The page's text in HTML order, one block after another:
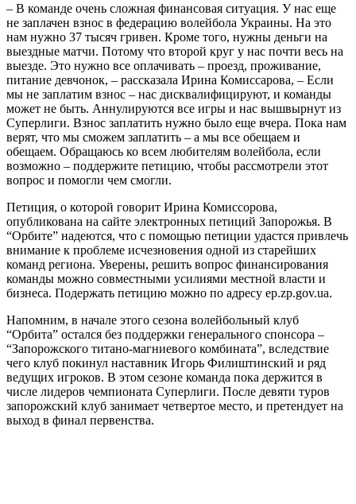
– В команде очень сложная финансовая ситуация. У нас еще
не заплачен взнос в федерацию волейбола Украины. На это
нам нужно 37 тысяч гривен. Кроме того, нужны деньги на
выездные матчи. Потому что второй круг у нас почти весь на
выезде. Это нужно все оплачивать – проезд, проживание,
питание девчонок, – рассказала Ирина Комиссарова, – Если
мы не заплатим взнос – нас дисквалифицируют, и команды
может не быть. Аннулируются все игры и нас вышвырнут из
Суперлиги. Взнос заплатить нужно было еще вчера. Пока нам
верят, что мы сможем заплатить – а мы все обещаем и
обещаем. Обращаюсь ко всем любителям волейбола, если
возможно – поддержите петицию, чтобы рассмотрели этот
вопрос и помогли чем смогли.
Петиция, о которой говорит Ирина Комиссорова,
опубликована на сайте электронных петиций Запорожья. В
“Орбите” надеются, что с помощью петиции удастся привлечь
внимание к проблеме исчезновения одной из старейших
команд региона. Уверены, решить вопрос финансирования
команды можно совместными усилиями местной власти и
бизнеса. Подержать петицию можно по адресу ep.zp.gov.ua.
Напомним, в начале этого сезона волейбольный клуб
“Орбита” остался без поддержки генерального спонсора –
“Запорожского титано-магниевого комбината”, вследствие
чего клуб покинул наставник Игорь Филиштинский и ряд
ведущих игроков. В этом сезоне команда пока держится в
числе лидеров чемпионата Суперлиги. После девяти туров
запорожский клуб занимает четвертое место, и претендует на
выход в финал первенства.